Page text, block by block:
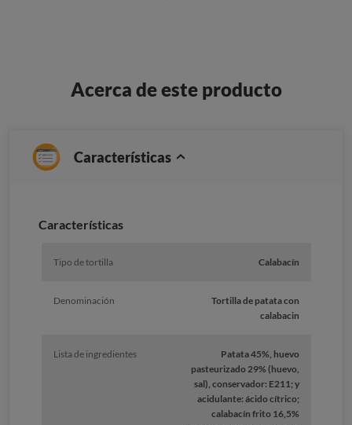
Acerca de este producto
Características
Características
Tipo de tortilla Calabacín
Denominación
Tortilla de patata con
calabacin
Lista de ingredientes
Patata 45%, huevo
pasteurizado 29% (huevo,
sal), conservador: E211; y
acidulante: ácido cítrico;
calabacín frito 16,5%